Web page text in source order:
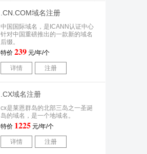
.CN.COM域名注册
中国国际域名，是ICANN认证中心
针对中国重磅推出的一款新的域名
后缀。
特价 239 元/年/个
详情 注册
.CX域名注册
cx是莱恩群岛的北部三岛之一圣诞
岛的域名，是一个地域名。
特价 1225 元/年/个
详情 注册